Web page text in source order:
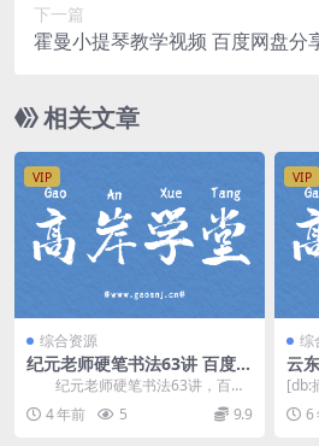
下一篇
霍曼小提琴教学视频 百度网盘分
相关文章
VIP
综合资源
纪元老师硬笔书法63讲 百度网
盘分享
纪元老师硬笔书法63讲，百度
网盘分享硬笔书法课程4.39G超清
视频。 资源...
4 年前 5 9.9
VIP
综
云
出
视
[db:
6